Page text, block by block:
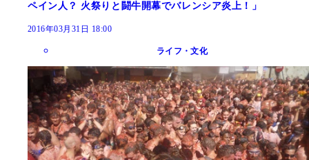
ペイン人？ 火祭りと闘牛開幕でバレンシア炎上！」
2016年03月31日 18:00
ライフ・文化